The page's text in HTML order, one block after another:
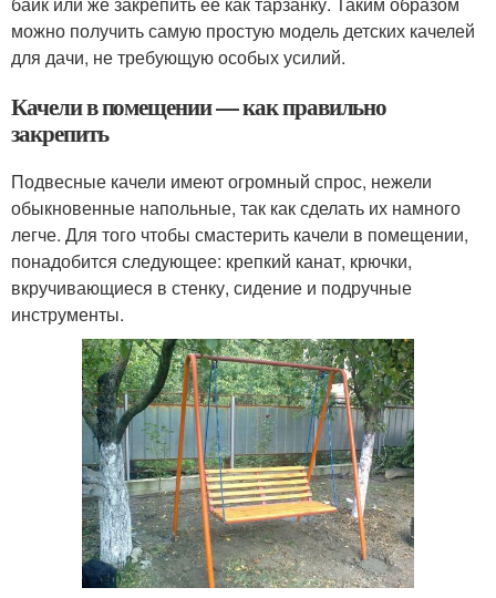
можно получить самую простую модель детских качелей
для дачи, не требующую особых усилий.
Качели в помещении — как правильно
закрепить
Подвесные качели имеют огромный спрос, нежели
обыкновенные напольные, так как сделать их намного
легче. Для того чтобы смастерить качели в помещении,
понадобится следующее: крепкий канат, крючки,
вкручивающиеся в стенку, сидение и подручные
инструменты.